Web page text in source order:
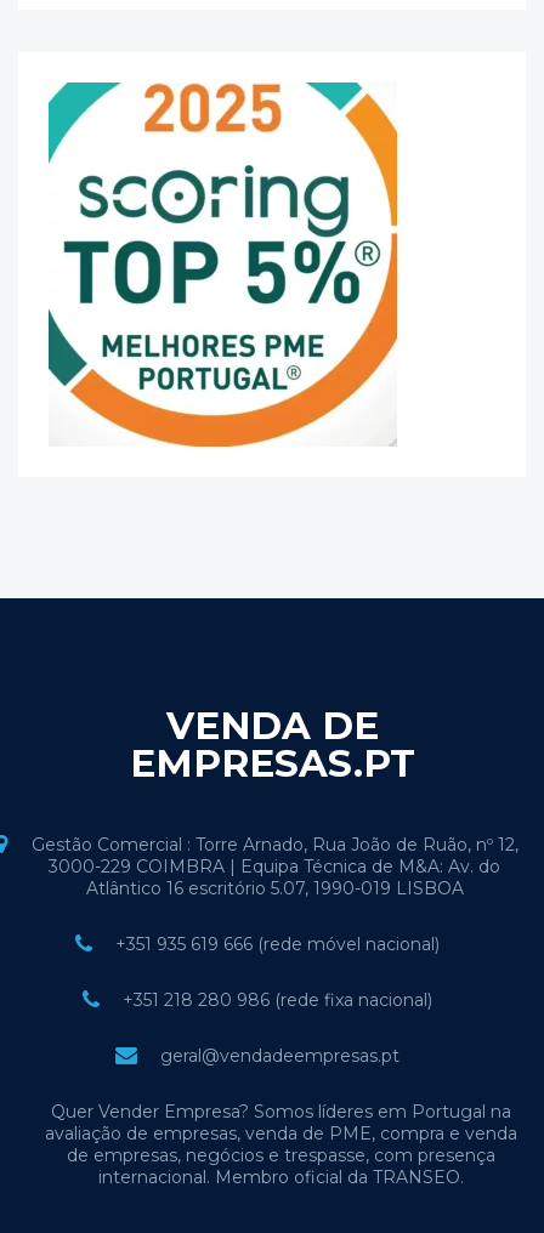
VENDA DE
EMPRESAS.PT
Gestão Comercial : Torre Arnado, Rua João de Ruão, nº 12,
3000-229 COIMBRA | Equipa Técnica de M&A: Av. do
Atlântico 16 escritório 5.07, 1990-019 LISBOA
+351 935 619 666 (rede móvel nacional)
+351 218 280 986 (rede fixa nacional)
geral@vendadeempresas.pt
Quer Vender Empresa? Somos líderes em Portugal na
avaliação de empresas, venda de PME, compra e venda
de empresas, negócios e trespasse, com presença
internacional. Membro oficial da TRANSEO.